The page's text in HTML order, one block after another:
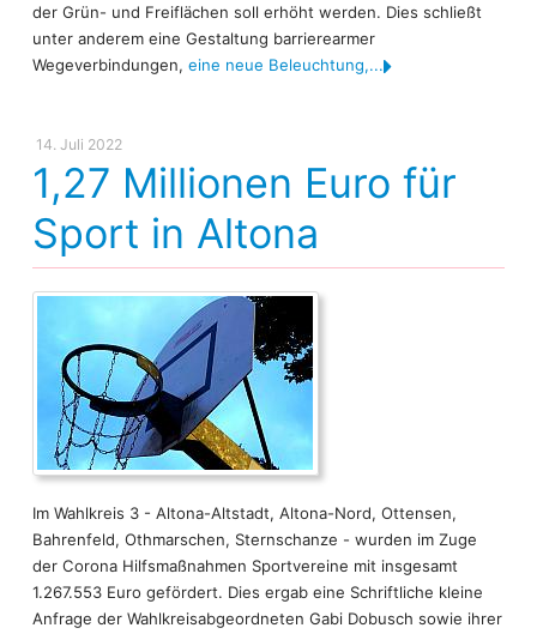
der Grün- und Freiflächen soll erhöht werden. Dies schließt
unter anderem eine Gestaltung barrierearmer
Wegeverbindungen,eine neue Beleuchtung,...
14. Juli 2022
1,27 Millionen Euro für
Sport in Altona
Im Wahlkreis 3 - Altona-Altstadt, Altona-Nord, Ottensen,
Bahrenfeld, Othmarschen, Sternschanze - wurden im Zuge
der Corona Hilfsmaßnahmen Sportvereine mit insgesamt
1.267.553 Euro gefördert. Dies ergab eine Schriftliche kleine
Anfrage der Wahlkreisabgeordneten Gabi Dobusch sowie ihrer